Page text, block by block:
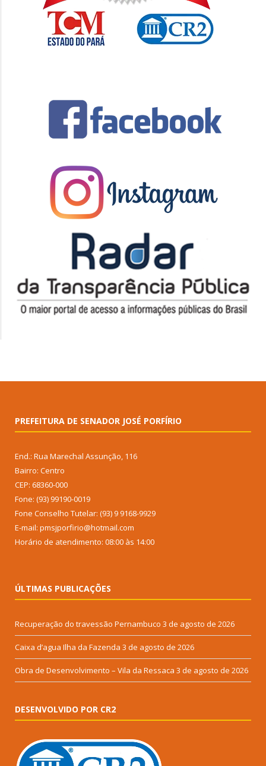
PREFEITURA DE SENADOR JOSÉ PORFÍRIO
End.: Rua Marechal Assunção, 116
Bairro: Centro
CEP: 68360-000
Fone: (93) 99190-0019
Fone Conselho Tutelar: (93) 9 9168-9929
E-mail: pmsjporfirio@hotmail.com
Horário de atendimento: 08:00 às 14:00
ÚLTIMAS PUBLICAÇÕES
Recuperação do travessão Pernambuco 3 de agosto de 2026
Caixa d’agua Ilha da Fazenda 3 de agosto de 2026
Obra de Desenvolvimento – Vila da Ressaca 3 de agosto de 2026
DESENVOLVIDO POR CR2